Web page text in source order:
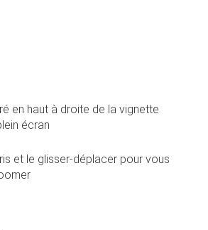
en haut à droite de la vignette
écran
et le glisser-déplacer pour vous